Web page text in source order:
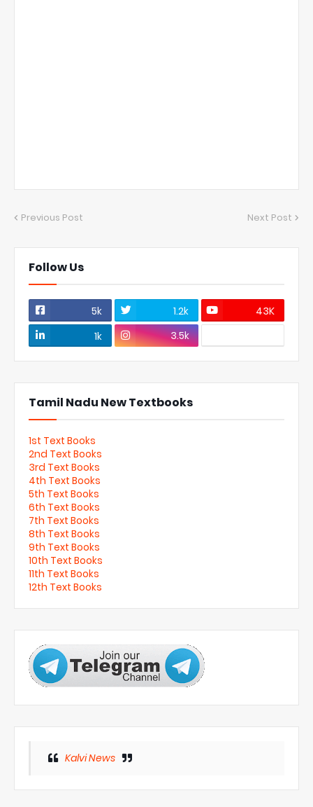
Previous Post Next Post
Follow Us
5k 1.2k
43K
1k
3.5k
Tamil Nadu New Textbooks
1st Text Books
2nd Text Books
3rd Text Books
4th Text Books
5th Text Books
6th Text Books
7th Text Books
8th Text Books
9th Text Books
10th Text Books
11th Text Books
12th Text Books
Kalvi News